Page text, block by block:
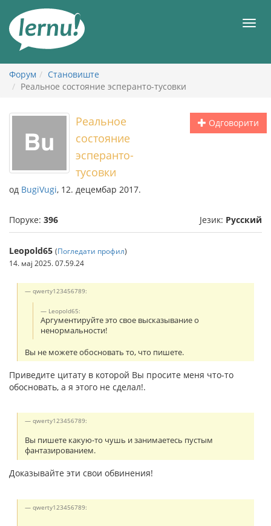
садржају
Форум
Становиште
Реальное состояние эсперанто-тусовки
Одговорити
Реальное
состояние
эсперанто-
тусовки
од BugiVugi, 12. децембар 2017.
Поруке: 396 Језик: Русский
Leopold65 (Погледати профил)
14. мај 2025. 07.59.24
qwerty123456789:
Leopold65:
Аргументируйте это свое высказывание о
ненормальности!
Вы не можете обосновать то, что пишете.
Приведите цитату в которой Вы просите меня что-то
обосновать, а я этого не сделал!.
qwerty123456789:
Вы пишете какую-то чушь и занимаетесь пустым
фантазированием.
Доказывайте эти свои обвинения!
qwerty123456789: